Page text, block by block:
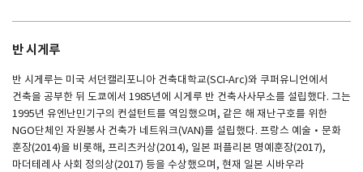
반 시게루
반 시게루는 미국 서던캘리포니아 건축대학교(SCI-Arc)와 쿠퍼유니언에서
건축을 공부한 뒤 도쿄에서 1985년에 시게루 반 건축사사무소를 설립했다. 그는
1995년 유엔난민기구의 컨설턴트를 역임했으며, 같은 해 재난구호를 위한
NGO단체인 자원봉사 건축가 네트워크(VAN)를 설립했다. 프랑스 예술·문화
훈장(2014)을 비롯해, 프리츠커상(2014), 일본 퍼플리본 명예훈장(2017),
마더테레사 사회 정의상(2017) 등을 수상했으며, 현재 일본 시바우라